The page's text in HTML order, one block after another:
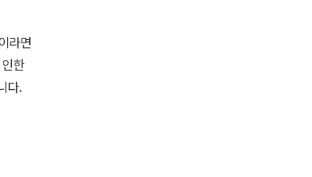
라면
한
다.